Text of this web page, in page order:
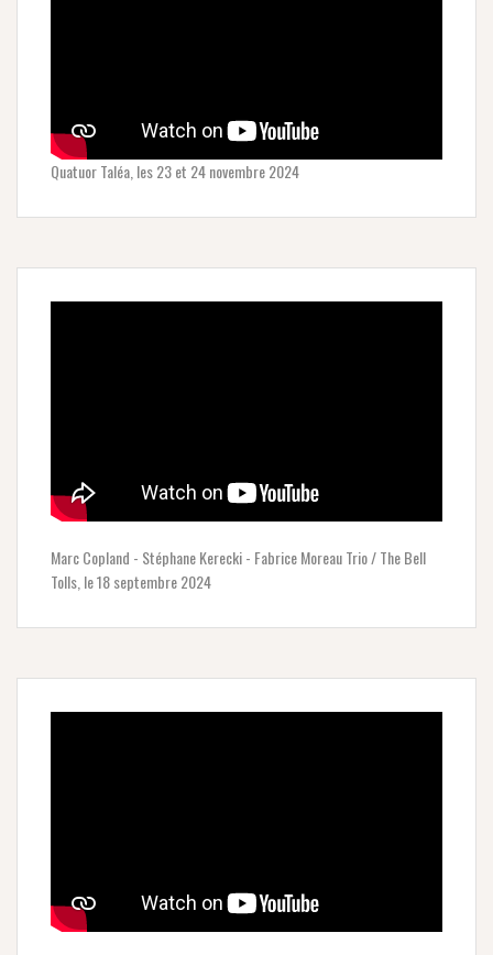
Quatuor Taléa, les 23 et 24 novembre 2024
Marc Copland - Stéphane Kerecki - Fabrice Moreau Trio / The Bell
Tolls, le 18 septembre 2024